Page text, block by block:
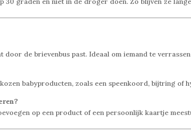
door de brievenbus past. Ideaal om iemand te
babyproducten, zoals een speenkoord, bijtring of
op een product of een persoonlijk kaartje